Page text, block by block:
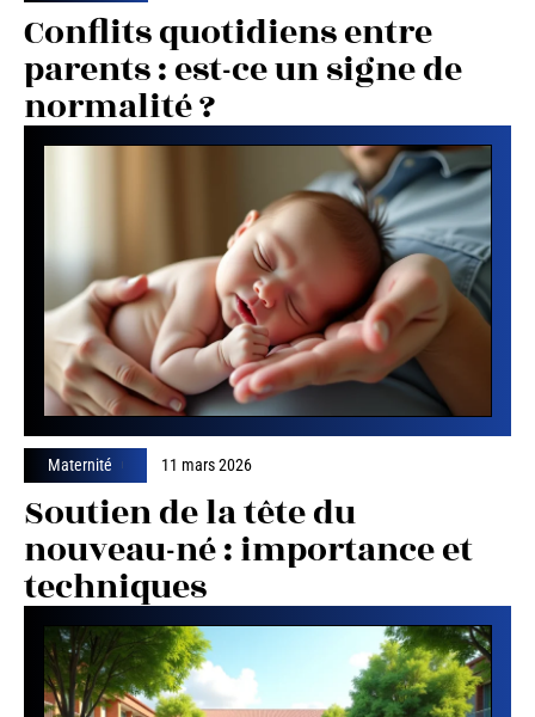
Conflits quotidiens entre
parents : est-ce un signe de
normalité ?
Maternité 11 mars 2026
Soutien de la tête du
nouveau-né : importance et
techniques